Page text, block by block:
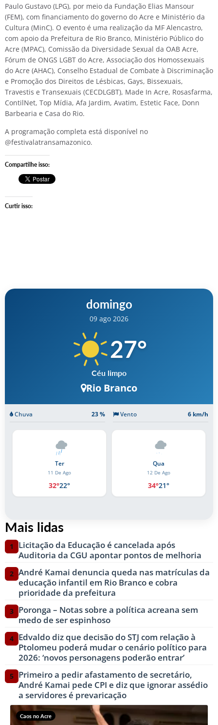
Paulo Gustavo (LPG), por meio da Fundação Elias Mansour
(FEM), com financiamento do governo do Acre e Ministério da
Cultura (MinC). O evento é uma realização da MF Alencastro,
com apoio da Prefeitura de Rio Branco, Ministério Público do
Acre (MPAC), Comissão da Diversidade Sexual da OAB Acre,
Fórum de ONGS LGBT do Acre, Associação dos Homossexuais
do Acre (AHAC), Conselho Estadual de Combate à Discriminação
e Promoção dos Direitos de Lésbicas, Gays, Bissexuais,
Travestis e Transexuais (CECDLGBT), Made In Acre, Rosasfarma,
ContilNet, Top Mídia, Afa Jardim, Avatim, Estetic Face, Donn
Barbearia e Casa do Rio.
A programação completa está disponível no
@festivalatransamazonico.
Compartilhe isso:
Curtir isso:
domingo
09 ago 2026
27°
Céu limpo
Rio Branco
Chuva 23 % Vento 6 km/h
Mais lidas
1
Licitação da Educação é cancelada após
Auditoria da CGU apontar pontos de melhoria
2 André Kamai denuncia queda nas matrículas da
educação infantil em Rio Branco e cobra
prioridade da prefeitura
3 Poronga – Notas sobre a política acreana sem
medo de ser espinhoso
4 Edvaldo diz que decisão do STJ com relação à
Ptolomeu poderá mudar o cenário político para
2026: ‘novos personagens poderão entrar’
5 Primeiro a pedir afastamento de secretário,
André Kamai pede CPI e diz que ignorar assédio
a servidores é prevaricação
Caos no Acre